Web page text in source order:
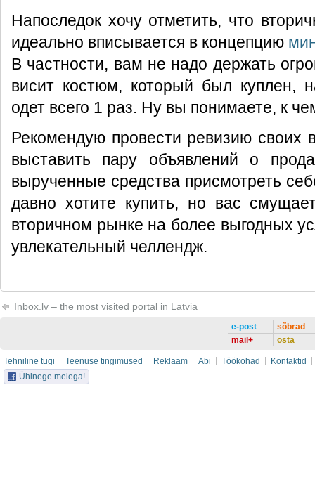
Напоследок хочу отметить, что
идеально вписывается в концепцию
В частности, вам не надо держать
висит костюм, который был куплен,
одет всего 1 раз. Ну вы понимаете, к
Рекомендую провести ревизию своих
выставить пару объявлений о
вырученные средства присмотреть
давно хотите купить, но вас
вторичном рынке на более выгодных
увлекательный челлендж.
Inbox.lv – the most visited portal in Latvia
e-post
mail+
sõbrad
osta
Tehniline tugi Teenuse tingimused Reklaam Abi Töökohad
Kontaktid
Ühinege meiega!